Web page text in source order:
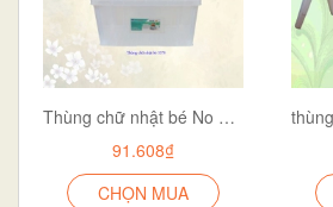
Thùng chữ nhật bé No 5370
91.608₫
CHỌN MUA